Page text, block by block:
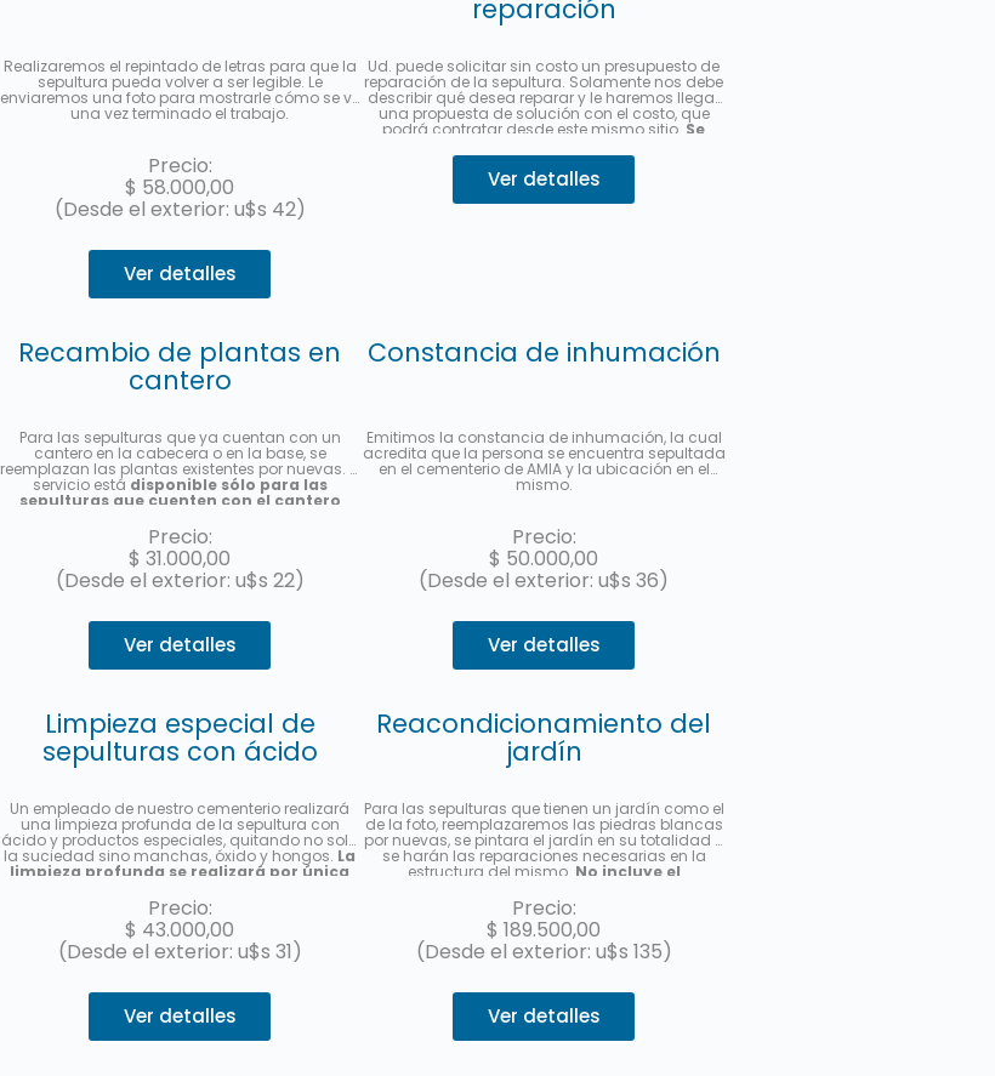
Realizaremos el repintado de letras para que la
sepultura pueda volver a ser legible. Le
enviaremos una foto para mostrarle cómo se ve
una vez terminado el trabajo.
Precio:
$ 58.000,00
(Desde el exterior: u$s 42)
Ver detalles
reparación
Ud. puede solicitar sin costo un presupuesto de
reparación de la sepultura. Solamente nos debe
describir qué desea reparar y le haremos llegar
una propuesta de solución con el costo, que
podrá contratar desde este mismo sitio. Se
con MercadoPago.Describa su pedido 👇
Ver detalles
Recambio de plantas en
cantero
Para las sepulturas que ya cuentan con un
cantero en la cabecera o en la base, se
reemplazan las plantas existentes por nuevas. El
servicio está disponible sólo para las
sepulturas que cuenten con el cantero
Se colocarán plantas de estación, la foto es
meramente ilustrativa. Se enviará una foto del
servicio una vez finalizado.
Precio:
$ 31.000,00
(Desde el exterior: u$s 22)
Ver detalles
Constancia de inhumación
Emitimos la constancia de inhumación, la cual
acredita que la persona se encuentra sepultada
en el cementerio de AMIA y la ubicación en el
mismo.
Precio:
$ 50.000,00
(Desde el exterior: u$s 36)
Ver detalles
Limpieza especial de
sepulturas con ácido
Un empleado de nuestro cementerio realizará
una limpieza profunda de la sepultura con
ácido y productos especiales, quitando no solo
la suciedad sino manchas, óxido y hongos. La
limpieza profunda se realizará por única
enviaremos una foto una vez finalizado el
servicio.
Precio:
$ 43.000,00
(Desde el exterior: u$s 31)
Ver detalles
Reacondicionamiento del
jardín
Para las sepulturas que tienen un jardín como el
de la foto, reemplazaremos las piedras blancas
por nuevas, se pintara el jardín en su totalidad y
se harán las reparaciones necesarias en la
estructura del mismo. No incluye el
nombre y los datos del fallecido.
cuotas sin interés con MercadoPago.
Precio:
$ 189.500,00
(Desde el exterior: u$s 135)
Ver detalles